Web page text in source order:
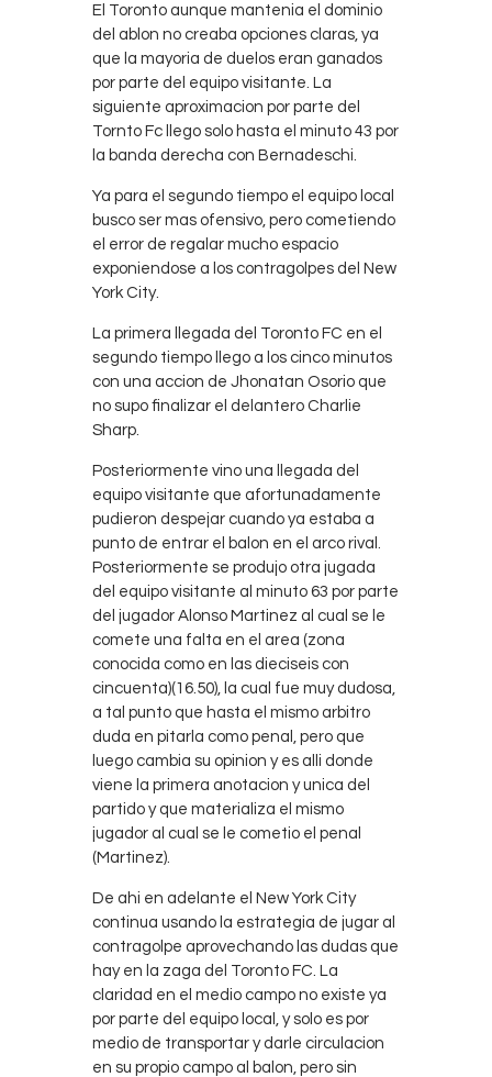
El Toronto aunque mantenia el dominio
del ablon no creaba opciones claras, ya
que la mayoria de duelos eran ganados
por parte del equipo visitante. La
siguiente aproximacion por parte del
Tornto Fc llego solo hasta el minuto 43 por
la banda derecha con Bernadeschi.
Ya para el segundo tiempo el equipo local
busco ser mas ofensivo, pero cometiendo
el error de regalar mucho espacio
exponiendose a los contragolpes del New
York City.
La primera llegada del Toronto FC en el
segundo tiempo llego a los cinco minutos
con una accion de Jhonatan Osorio que
no supo finalizar el delantero Charlie
Sharp.
Posteriormente vino una llegada del
equipo visitante que afortunadamente
pudieron despejar cuando ya estaba a
punto de entrar el balon en el arco rival.
Posteriormente se produjo otra jugada
del equipo visitante al minuto 63 por parte
del jugador Alonso Martinez al cual se le
comete una falta en el area (zona
conocida como en las dieciseis con
cincuenta)(16.50), la cual fue muy dudosa,
a tal punto que hasta el mismo arbitro
duda en pitarla como penal, pero que
luego cambia su opinion y es alli donde
viene la primera anotacion y unica del
partido y que materializa el mismo
jugador al cual se le cometio el penal
(Martinez).
De ahi en adelante el New York City
continua usando la estrategia de jugar al
contragolpe aprovechando las dudas que
hay en la zaga del Toronto FC. La
claridad en el medio campo no existe ya
por parte del equipo local, y solo es por
medio de transportar y darle circulacion
en su propio campo al balon, pero sin